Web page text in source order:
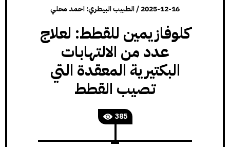
2025-12-16
/الطبيب البيطري: احمد محلي
كلوفازيمين للقطط: لعلاج
عدد من الالتهابات
البكتيرية المعقدة التي
تصيب القطط
385